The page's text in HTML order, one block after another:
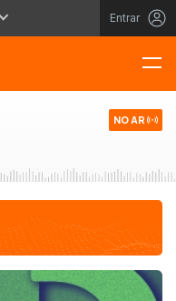
Entrar
NO AR